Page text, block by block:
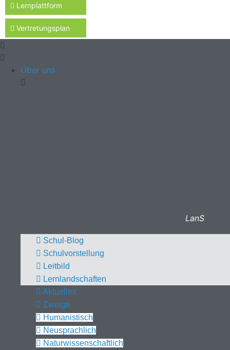
Lernplattform
Vertretungsplan
Über uns
LanS
Schul-Blog
Schulvorstellung
Leitbild
Lernlandschaften
Aktuelles
Zweige
Humanistisch
Neusprachlich
Naturwissenschaftlich